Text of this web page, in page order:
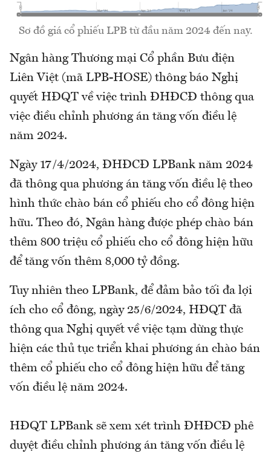
Sơ đồ giá cổ phiếu LPB từ đầu năm 2024 đến nay.
Ngân hàng Thương mại Cổ phần Bưu điện
Liên Việt (mã LPB-HOSE) thông báo Nghị
quyết HĐQT về việc trình ĐHĐCĐ thông qua
việc điều chỉnh phương án tăng vốn điều lệ
năm 2024.
Ngày 17/4/2024, ĐHĐCĐ LPBank năm 2024
đã thông qua phương án tăng vốn điều lệ theo
hình thức chào bán cổ phiếu cho cổ đông hiện
hữu. Theo đó, Ngân hàng được phép chào bán
thêm 800 triệu cổ phiếu cho cổ đông hiện hữu
để tăng vốn thêm 8,000 tỷ đồng.
Tuy nhiên theo LPBank, để đảm bảo tối đa lợi
ích cho cổ đông, ngày 25/6/2024, HĐQT đã
thông qua Nghị quyết về việc tạm dừng thực
hiện các thủ tục triển khai phương án chào bán
thêm cổ phiếu cho cổ đông hiện hữu để tăng
vốn điều lệ năm 2024.
HĐQT LPBank sẽ xem xét trình ĐHĐCĐ phê
duyệt điều chỉnh phương án tăng vốn điều lệ